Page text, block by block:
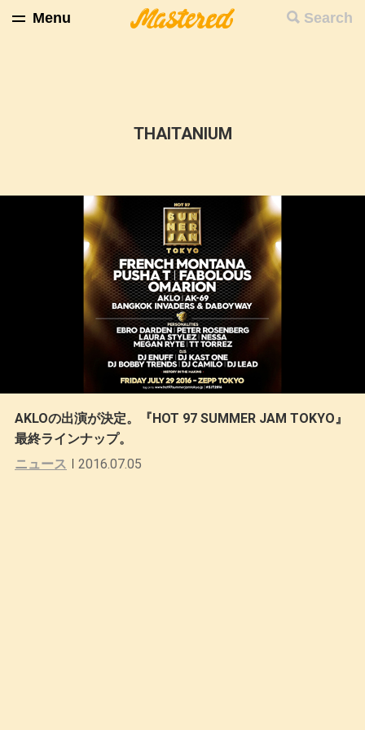
Search
Menu
THAITANIUM
AKLOの出演が決定。『HOT 97 SUMMER JAM TOKYO』
最終ラインナップ。
ニュース
2016.07.05